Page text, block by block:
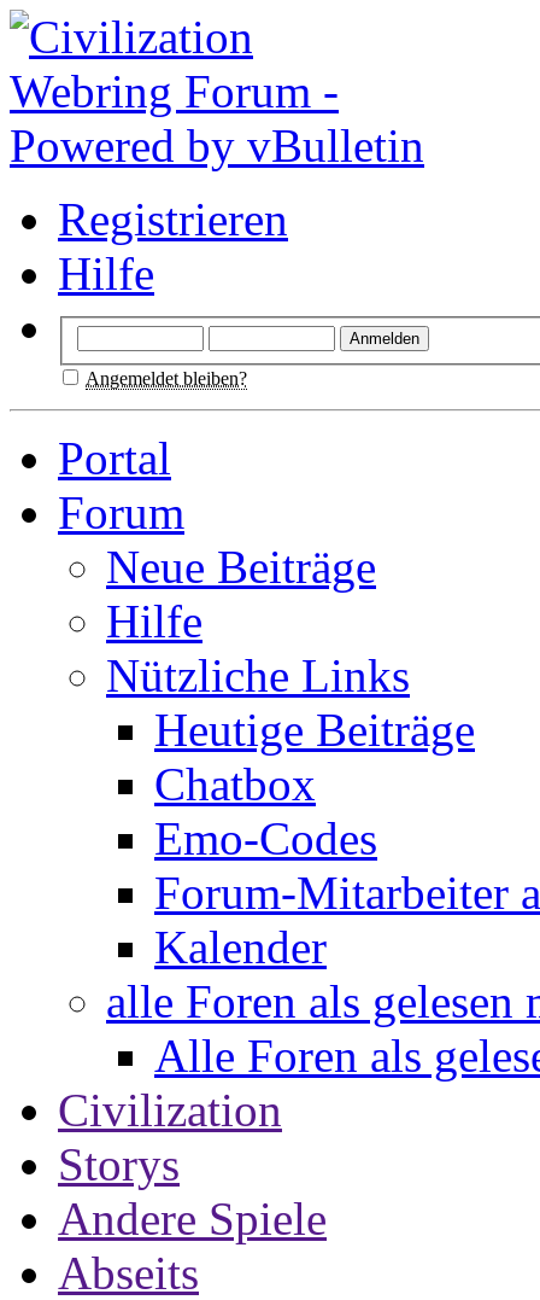
Registrieren
Hilfe
Angemeldet bleiben?
Portal
Forum
Neue Beiträge
Hilfe
Nützliche Links
Heutige Beiträge
Chatbox
Emo-Codes
Forum-Mitarbeiter
Kalender
alle Foren als gelesen
Alle Foren als
Civilization
Storys
Andere Spiele
Abseits